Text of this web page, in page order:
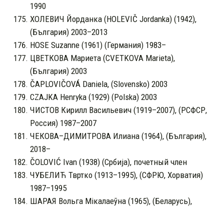
1990
ХОЛЕВИЧ Йорданка (HOLEVIČ Jordanka) (1942),
(България) 2003–2013
HOSE Suzanne (1961) (Германия) 1983–
ЦВЕТКОВА Мариета (CVETKOVA Marieta),
(България) 2003
ČAPLOVIČOVÁ Daniela, (Slovensko) 2003
CZAJKA Henryka (1929) (Polska) 2003
ЧИСТОВ Кирилл Васильевич (1919–2007), (РСФСР,
Россия) 1987–2007
ЧЕКОВА–ДИМИТРОВА Илиана (1964), (България),
2018–
ČOLOVIĆ Ivan (1938) (Србија), почетный член
ЧУБЕЛИЋ Твртко (1913–1995), (СФРЮ, Хорватия)
1987–1995
ШАРАЯ Вольга Мікалаеўна (1965), (Беларусь),